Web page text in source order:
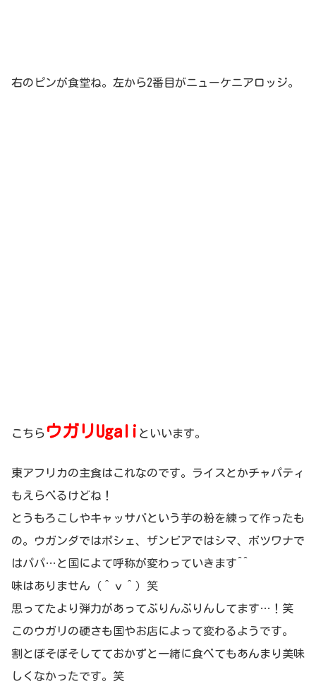
右のピンが食堂ね。左から2番目がニューケニアロッジ。
こちら ウガリUgali といいます。
東アフリカの主食はこれなのです。ライスとかチャパティ
もえらべるけどね！
とうもろこしやキャッサバという芋の粉を練って作ったも
の。ウガンダではポシェ、ザンビアではシマ、ボツワナで
はパパ…と国によて呼称が変わっていきます^^
味はありません（＾ｖ＾）笑
思ってたより弾力があってぶりんぶりんしてます…！笑
このウガリの硬さも国やお店によって変わるようです。
割とぼそぼそしてておかずと一緒に食べてもあんまり美味
しくなかったです。笑